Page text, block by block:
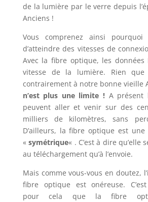
de la lumière par le verre depuis
Anciens !
Vous comprenez ainsi
d’atteindre des vitesses de
Avec la fibre optique, les données
vitesse de la lumière. Rien
contrairement à notre bonne vieille
n’est plus une limite ! A présent
peuvent aller et venir sur des
milliers de kilomètres, sans
D’ailleurs, la fibre optique est une
«symétrique« . C’est à dire qu’elle
au téléchargement qu’à l’envoie.
Mais comme vous-vous en doutez,
fibre optique est onéreuse.
pour cela que la fibre